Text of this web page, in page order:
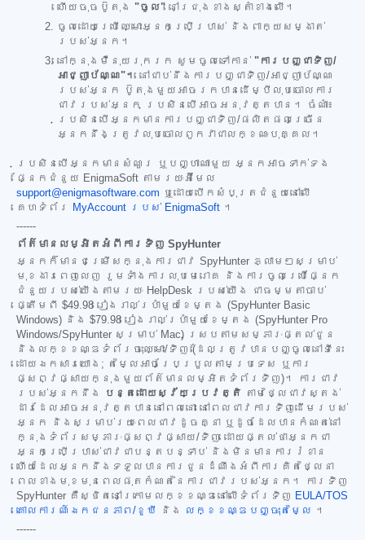
ហើយចុចប៊ូតុង "ចូល" នៅជ្រុងខាងស្តាំខាងលើ។
ចូលដោយប្រើឈ្មោះអ្នកប្រើប្រាស់ និងពាក្យសម្ងាត់
របស់អ្នក។
នៅក្នុងម៉ឺនុយរុករក សូមចូលទៅកាន់ "ការបញ្ជាទិញ/
អាជ្ញាប័ណ្ណ"។ នៅជាប់នឹងការបញ្ជាទិញ/អាជ្ញាប័ណ្ណ
របស់អ្នក ប៊ូតុងមួយអាចរកបានដើម្បីលុបចោលការ
ជាវរបស់អ្នក ប្រសិនបើអាចអនុវត្តបាន។ ចំណាំ៖
ប្រសិនបើអ្នកមានការបញ្ជាទិញ/ផលិតផលច្រើន
អ្នកនឹងត្រូវលុបចោលពួកវាជាលក្ខណៈបុគ្គល។
ប្រសិនបើអ្នកមានសំណួរ ឬបញ្ហាណាមួយ អ្នកអាចទាក់ទង
ផ្នែកជំនួយ EnigmaSoft តាមរយៈអ៊ីមែល
support@enigmasoftware.com ឬដោយបើកសំបុត្រជំនួយនៅលើ
គេហទំព័រ
MyAccount របស់ EnigmaSoft ។
------
ព័ត៌មានលម្អិតអំពីការទិញ SpyHunter
អ្នកក៏មានជម្រើសក្នុងការជាវ SpyHunter ភ្លាមៗសម្រាប់
មុខងារពេញលេញ រួមទាំងការលុបមេរោគ និងការចូលប្រើផ្នែក
ជំនួយរបស់យើងតាមរយៈ HelpDesk របស់យើង ជាធម្មតាចាប់
ផ្តើមពី $49.98 រៀងរាល់ប្រាំមួយខែម្តង (SpyHunter Basic
Windows) និង $79.98 រៀងរាល់ប្រាំមួយខែម្តង (SpyHunter Pro
Windows/SpyHunter សម្រាប់ Mac) ស្របតាមសម្ភារៈផ្តល់ជូន
និងលក្ខខណ្ឌទំព័រចុះឈ្មោះ/ទិញ (ដែលត្រូវបានបញ្ចូលនៅទីនេះ
ដោយឯកសារយោង; តម្លៃអាចប្រែប្រួលតាមប្រទេស ឬការ
ផ្សព្វផ្សាយក្នុងមួយព័ត៌មានលម្អិតទំព័រទិញ)។ ការជាវ
របស់អ្នកនឹង
បន្តដោយស្វ័យប្រវត្តិ តាមថ្លៃជាវស្តង់
ដារដែលអាចអនុវត្តបាននៅពេលនោះ នៅពេលជាវការទិញដើមរបស់
អ្នក និងសម្រាប់រយៈពេលជាវដូចគ្នា ឬដូចដែលបានកំណត់នៅ
ក្នុងទំព័រសម្ភារៈផ្សព្វផ្សាយ/ទិញ ដោយផ្តល់ថាអ្នកជា
អ្នកប្រើប្រាស់ជាវជាបន្តបន្ទាប់ និងមិនមានការរំខាន
ហើយដែលអ្នកនឹងទទួលបានការជូនដំណឹងអំពីការគិតថ្លៃនា
ពេលខាងមុខមុនពេលផុតកំណត់នៃការជាវរបស់អ្នក។ ការទិញ
SpyHunter គឺស្ថិតនៅក្រោមលក្ខខណ្ឌនៅលើទំព័រទិញ EULA/TOS
គោលការណ៍ឯកជនភាព/ខូឃី
និង លក្ខខណ្ឌបញ្ចុះតម្លៃ ។
------